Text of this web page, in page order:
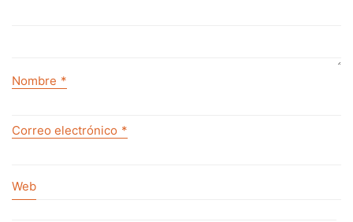
Nombre *
Correo electrónico *
Web